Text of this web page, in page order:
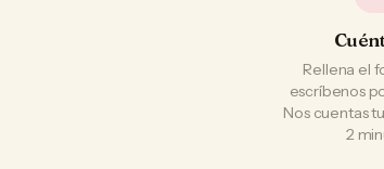
Rellena el
escríbenos
Nos cuentas
2